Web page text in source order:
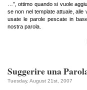
…”, ottimo quando si vuole
se non nel template attuale,
usate le parole pescate in
nostra parola.
Suggerire una
Tuesday, August 21st, 2007